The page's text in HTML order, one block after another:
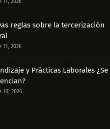
reglas sobre la tercerización
11, 2026
y Prácticas Laborales ¿Se
10, 2026